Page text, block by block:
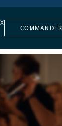
COMMANDER